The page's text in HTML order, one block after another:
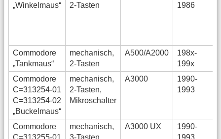
„Winkelmaus“
2-Tasten
1986
Commodore
„Tankmaus“
mechanisch,
2-Tasten
A500/A2000
198x-
199x
Commodore
C=313254-01
C=313254-02
„Buckelmaus“
mechanisch,
2-Tasten,
Mikroschalter
A3000
1990-
1993
Commodore
C=313255-01
mechanisch,
3-Tasten,
A3000 UX
1990-
1993